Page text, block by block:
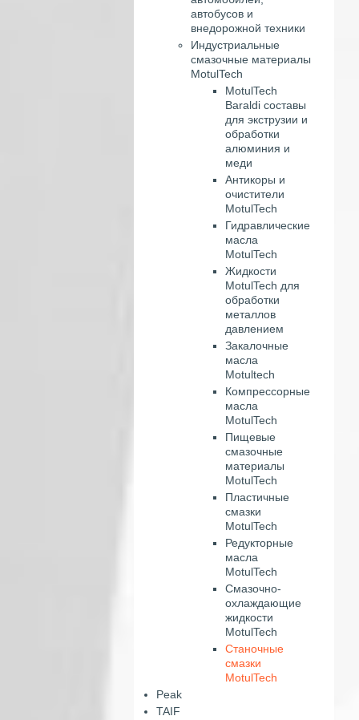
автобусов и
внедорожной техники
Индустриальные
смазочные материалы
MotulTech
MotulTech
Baraldi составы
для экструзии и
обработки
алюминия и
меди
Антикоры и
очистители
MotulTech
Гидравлические
масла
MotulTech
Жидкости
MotulTech для
обработки
металлов
давлением
Закалочные
масла
Motultech
Компрессорные
масла
MotulTech
Пищевые
смазочные
материалы
MotulTech
Пластичные
смазки
MotulTech
Редукторные
масла
MotulTech
Смазочно-
охлаждающие
жидкости
MotulTech
Станочные
смазки
MotulTech
Peak
TAIF